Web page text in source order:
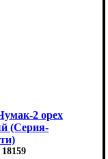
2 орех
(Серия-
18159